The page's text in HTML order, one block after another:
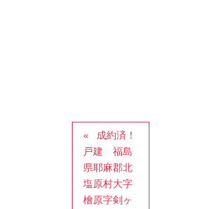
成約済！
戸建 福島
県耶麻郡北
塩原村大字
檜原字剣ヶ